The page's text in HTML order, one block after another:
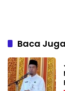
Baca Juga